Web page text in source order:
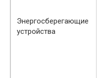
Энергосберегающие
устройства